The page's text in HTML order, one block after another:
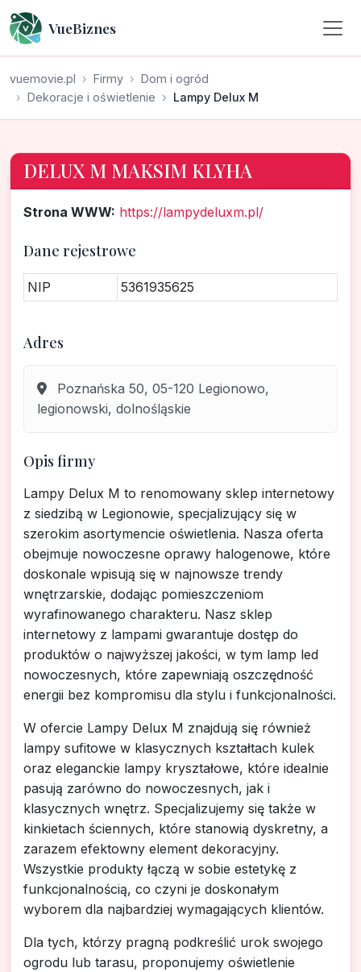
VueBiznes
vuemovie.pl Firmy
Dom i ogród
Dekoracje i oświetlenie
Lampy Delux M
DELUX M MAKSIM KLYHA
Strona WWW: https://lampydeluxm.pl/
Dane rejestrowe
NIP 5361935625
Adres
Poznańska 50, 05-120 Legionowo,
legionowski, dolnośląskie
Opis firmy
Lampy Delux M to renomowany sklep internetowy
z siedzibą w Legionowie, specjalizujący się w
szerokim asortymencie oświetlenia. Nasza oferta
obejmuje nowoczesne oprawy halogenowe, które
doskonale wpisują się w najnowsze trendy
wnętrzarskie, dodając pomieszczeniom
wyrafinowanego charakteru. Nasz sklep
internetowy z lampami gwarantuje dostęp do
produktów o najwyższej jakości, w tym lamp led
nowoczesnych, które zapewniają oszczędność
energii bez kompromisu dla stylu i funkcjonalności.
W ofercie Lampy Delux M znajdują się również
lampy sufitowe w klasycznych kształtach kulek
oraz eleganckie lampy kryształowe, które idealnie
pasują zarówno do nowoczesnych, jak i
klasycznych wnętrz. Specjalizujemy się także w
kinkietach ściennych, które stanowią dyskretny, a
zarazem efektowny element dekoracyjny.
Wszystkie produkty łączą w sobie estetykę z
funkcjonalnością, co czyni je doskonałym
wyborem dla najbardziej wymagających klientów.
Dla tych, którzy pragną podkreślić urok swojego
ogrodu lub tarasu, proponujemy oświetlenie